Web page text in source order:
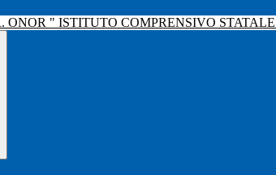
ISTITUTO COMPRENSIVO STATALE